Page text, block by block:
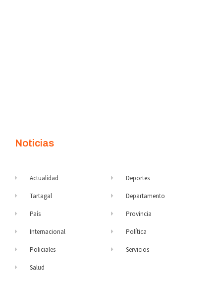
Noticias
Actualidad
Tartagal
País
Internacional
Policiales
Salud
Deportes
Departamento
Provincia
Política
Servicios